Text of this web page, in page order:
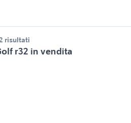
risultati
r32 in vendita